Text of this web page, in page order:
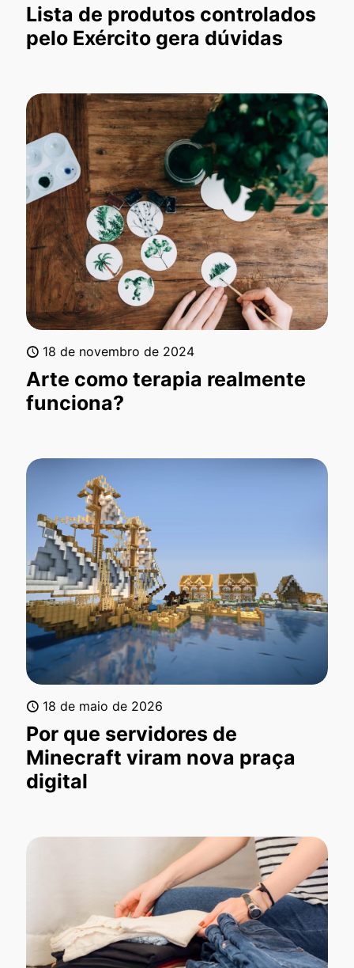
Lista de produtos controlados
pelo Exército gera dúvidas
18 de novembro de 2024
Arte como terapia realmente
funciona?
18 de maio de 2026
Por que servidores de
Minecraft viram nova praça
digital